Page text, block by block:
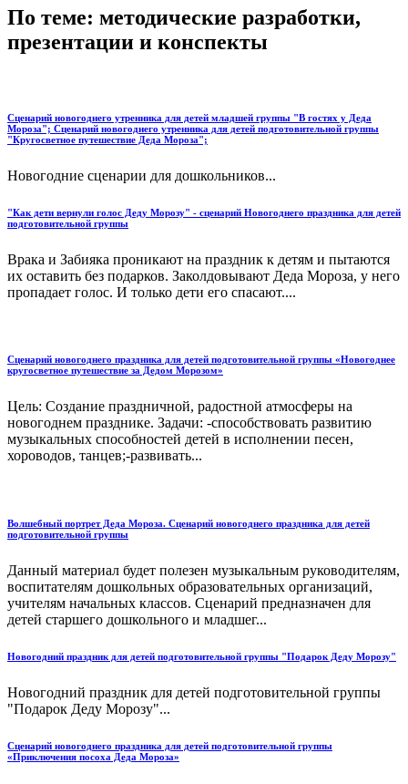
По теме: методические разработки,
презентации и конспекты
Сценарий новогоднего утренника для детей младшей группы "В гостях у Деда
Мороза"; Сценарий новогоднего утренника для детей подготовительной группы
"Кругосветное путешествие Деда Мороза";
Новогодние сценарии для дошкольников...
"Как дети вернули голос Деду Морозу" - сценарий Новогоднего праздника для детей
подготовительной группы
Врака и Забияка проникают на праздник к детям и пытаются
их оставить без подарков. Заколдовывают Деда Мороза, у него
пропадает голос. И только дети его спасают....
Сценарий новогоднего праздника для детей подготовительной группы «Новогоднее
кругосветное путешествие за Дедом Морозом»
Цель: Создание праздничной, радостной атмосферы на
новогоднем празднике. Задачи: -способствовать развитию
музыкальных способностей детей в исполнении песен,
хороводов, танцев;-развивать...
Волшебный портрет Деда Мороза. Сценарий новогоднего праздника для детей
подготовительной группы
Данный материал будет полезен музыкальным руководителям,
воспитателям дошкольных образовательных организаций,
учителям начальных классов. Сценарий предназначен для
детей старшего дошкольного и младшег...
Новогодний праздник для детей подготовительной группы "Подарок Деду Морозу"
Новогодний праздник для детей подготовительной группы
"Подарок Деду Морозу"...
Сценарий новогоднего праздника для детей подготовительной группы
«Приключения посоха Деда Мороза»